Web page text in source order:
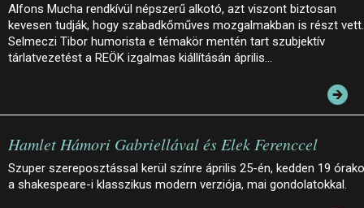
Alfons Mucha rendkívül népszerű alkotó, azt viszont biztosan
kevesen tudják, hogy szabadkőműves mozgalmakban is részt vett.
Selmeczi Tibor humorista e témakör mentén tart szubjektív
tárlatvezetést a REÖK izgalmas kiállításán április…
Hamlet Hámori Gabriellával és Elek Ferenccel
Szuper szereposztással kerül színre április 25-én, kedden 19
a shakespeare-i klasszikus modern verziója, mai gondolatokkal.